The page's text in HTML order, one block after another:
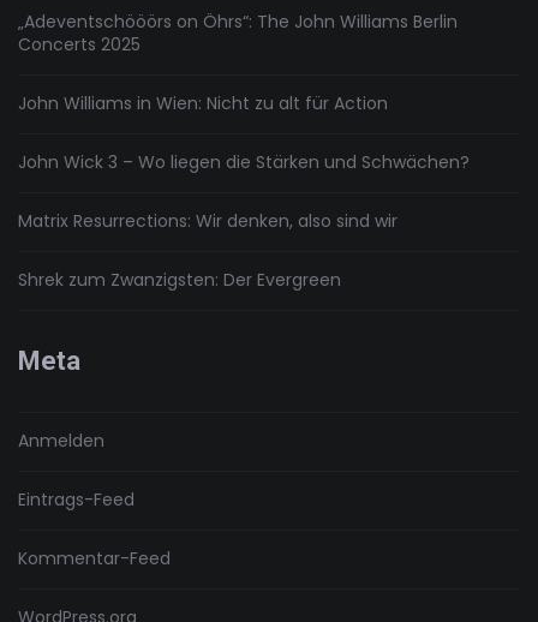
„Adeventschööörs on Öhrs“: The John Williams Berlin
Concerts 2025
John Williams in Wien: Nicht zu alt für Action
John Wick 3 – Wo liegen die Stärken und Schwächen?
Matrix Resurrections: Wir denken, also sind wir
Shrek zum Zwanzigsten: Der Evergreen
Meta
Anmelden
Eintrags-Feed
Kommentar-Feed
WordPress.org